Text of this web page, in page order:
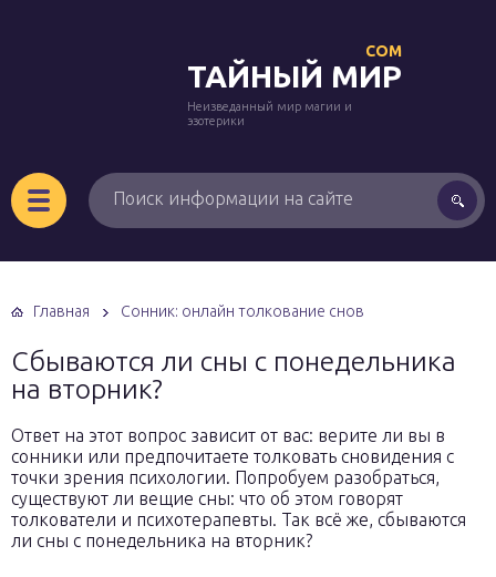
ТАЙНЫЙ МИР
COM
Неизведанный мир магии и
эзотерики
Главная Сонник: онлайн толкование снов
Сбываются ли сны с понедельника
на вторник?
Ответ на этот вопрос зависит от вас: верите ли вы в
сонники или предпочитаете толковать сновидения с
точки зрения психологии. Попробуем разобраться,
существуют ли вещие сны: что об этом говорят
толкователи и психотерапевты. Так всё же, сбываются
ли сны с понедельника на вторник?